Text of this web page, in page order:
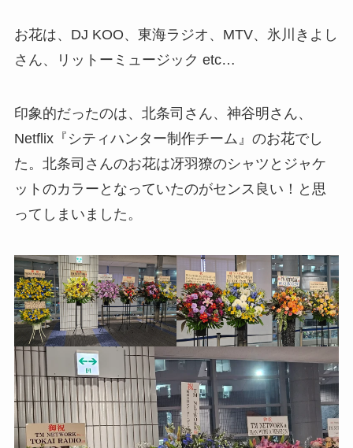
お花は、DJ KOO、東海ラジオ、MTV、氷川きよし
さん、リットーミュージック etc…
印象的だったのは、北条司さん、神谷明さん、
Netflix『シティハンター制作チーム』のお花でし
た。北条司さんのお花は冴羽獠のシャツとジャケ
ットのカラーとなっていたのがセンス良い！と思
ってしまいました。